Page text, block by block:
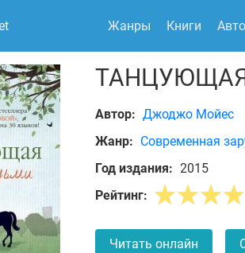
Жанры Книги
Автор: Джоджо Мойес
Жанр: Современная
Год издания: 2015
Рейтинг:
Читать онлайн